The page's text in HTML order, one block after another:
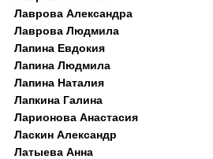
Лаврова Александра
Лаврова Людмила
Лапина Евдокия
Лапина Людмила
Лапина Наталия
Лапкина Галина
Ларионова Анастасия
Ласкин Александр
Латыева Анна